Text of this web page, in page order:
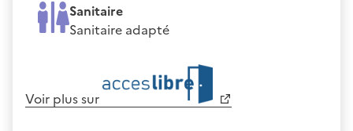
Sanitaire
Sanitaire adapté
Voir plus sur